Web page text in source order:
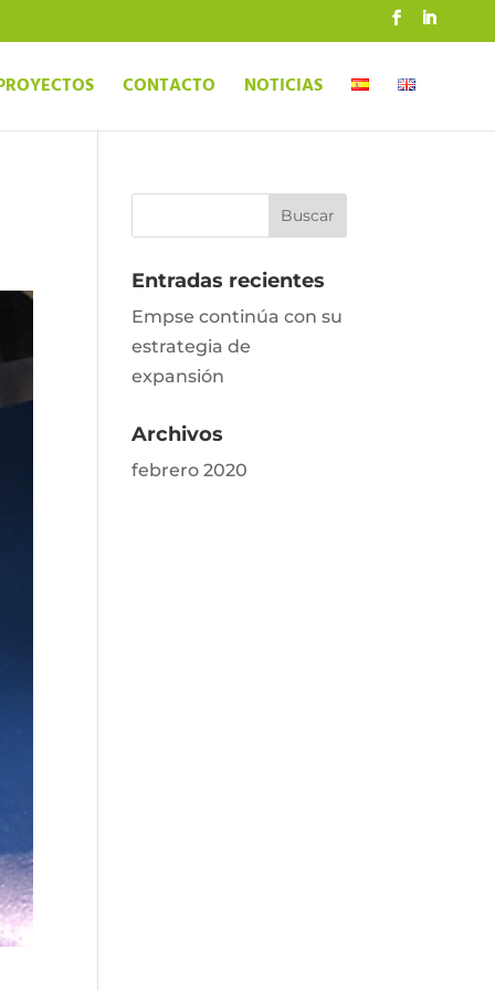
CONTACTO NOTICIAS
Entradas recientes
Empse continúa con su
estrategia de
expansión
Archivos
febrero 2020